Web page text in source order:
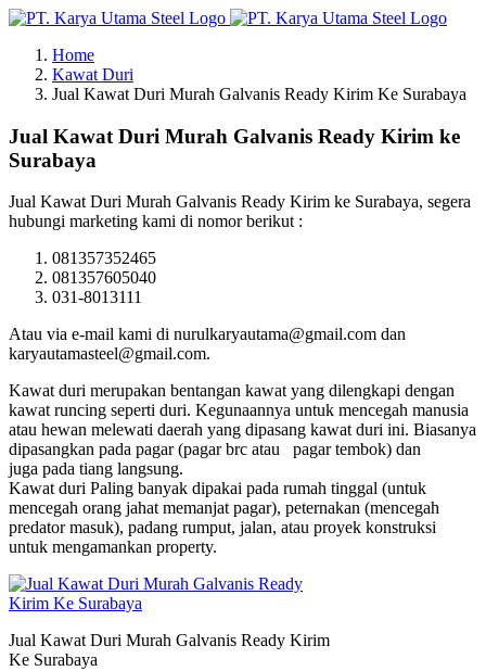
Skip
contentHome
Kawat Duri
Jual Kawat Duri Murah Galvanis Ready Kirim Ke Surabaya
Jual Kawat Duri Murah Galvanis Ready Kirim ke
Surabaya
Jual Kawat Duri Murah Galvanis Ready Kirim ke Surabaya, segera
hubungi marketing kami di nomor berikut :
081357352465
081357605040
031-8013111
Atau via e-mail kami di nurulkaryautama@gmail.com dan
karyautamasteel@gmail.com.
Kawat duri merupakan bentangan kawat yang dilengkapi dengan
kawat runcing seperti duri. Kegunaannya untuk mencegah manusia
atau hewan melewati daerah yang dipasang kawat duri ini. Biasanya
dipasangkan pada pagar (pagar brc atau pagar tembok) dan
juga pada tiang langsung.
Kawat duri Paling banyak dipakai pada rumah tinggal (untuk
mencegah orang jahat memanjat pagar), peternakan (mencegah
predator masuk), padang rumput, jalan, atau proyek konstruksi
untuk mengamankan property.
Jual Kawat Duri Murah Galvanis Ready Kirim
Ke Surabaya